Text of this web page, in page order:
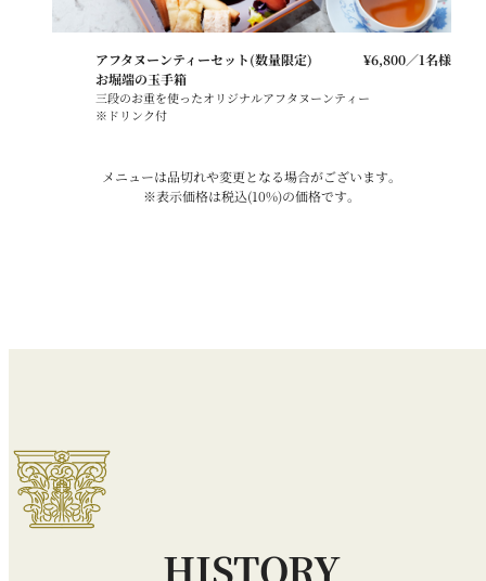
アフタヌーンティーセット(数量限定)
お堀端の玉手箱
¥6,800／1名様
三段のお重を使ったオリジナルアフタヌーンティー
※ドリンク付
メニューは品切れや変更となる場合がございます。
※表示価格は税込(10%)の価格です。
HISTORY